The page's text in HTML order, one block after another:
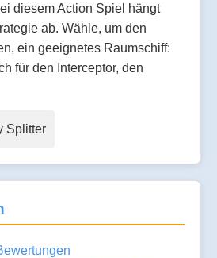
diesem Action Spiel hängt
ab. Wähle, um den
ein geeignetes Raumschiff:
für den Interceptor, den
Splitter